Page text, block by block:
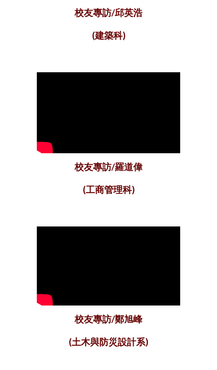
校友專訪/邱英浩
(建築科)
校友專訪/羅道偉
(工商管理科)
校友專訪/鄭旭峰
(土木與防災設計系)